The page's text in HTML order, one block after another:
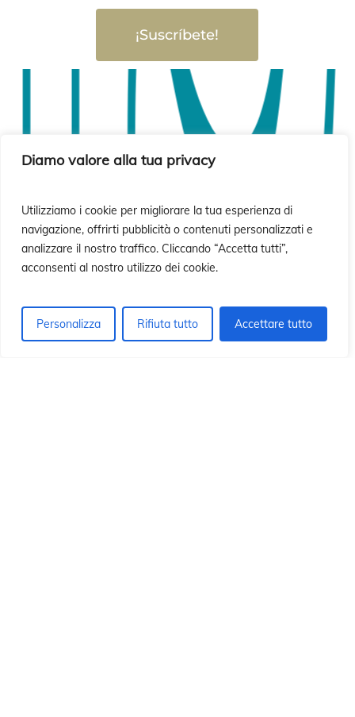
Diamo valore alla tua privacy
Utilizziamo i cookie per migliorare la tua esperienza di
navigazione, offrirti pubblicità o contenuti personalizzati e
analizzare il nostro traffico. Cliccando “Accetta tutti”,
acconsenti al nostro utilizzo dei cookie.
Personalizza Rifiuta tutto Accettare tutto
¡Suscríbete!